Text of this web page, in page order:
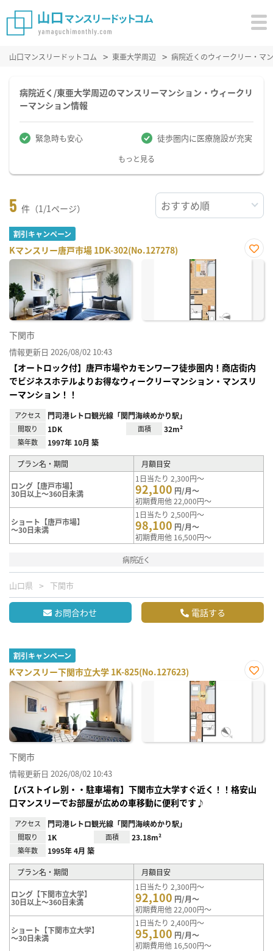
山口マンスリードットコム 東亜大学周辺 病院近くのウィークリー・マ
病院近く/東亜大学周辺のマンスリーマンション・ウィークリ
ーマンション情報
緊急時も安心 徒歩圏内に医療施設が充実
もっと見る
5 件（1/1ページ）
割引キャンペーン
Kマンスリー唐戸市場 1DK-302(No.127278)
お気
下関市
情報更新日 2026/08/02 10:43
【オートロック付】唐戸市場やカモンワーフ徒歩圏内！商店街内
でビジネスホテルよりお得なウィークリーマンション・マンスリ
ーマンション！！
アクセス 門司港レトロ観光線「関門海峡めかり駅」
間取り 1DK 面積 32m²
築年数 1997年 10月 築
プラン名・期間 月額目安
ロング【唐戸市場】
30日以上～360日未満
1日当たり 2,300円～
92,100 円/月～
初期費用他 22,000円～
ショート【唐戸市場】
～30日未満
1日当たり 2,500円～
98,100 円/月～
初期費用他 16,500円～
病院近く
山口県 下関市
お問合わせ 電話する
割引キャンペーン
Kマンスリー下関市立大学 1K-825(No.127623)
お気
下関市
情報更新日 2026/08/02 10:43
【バストイレ別・・駐車場有】下関市立大学すぐ近く！！格安山
口マンスリーでお部屋が広めの車移動に便利です♪
アクセス 門司港レトロ観光線「関門海峡めかり駅」
間取り 1K 面積 23.18m²
築年数 1995年 4月 築
プラン名・期間 月額目安
ロング【下関市立大学】
30日以上～360日未満
1日当たり 2,300円～
92,100 円/月～
初期費用他 22,000円～
ショート【下関市立大学】
～30日未満
1日当たり 2,400円～
95,100 円/月～
初期費用他 16,500円～